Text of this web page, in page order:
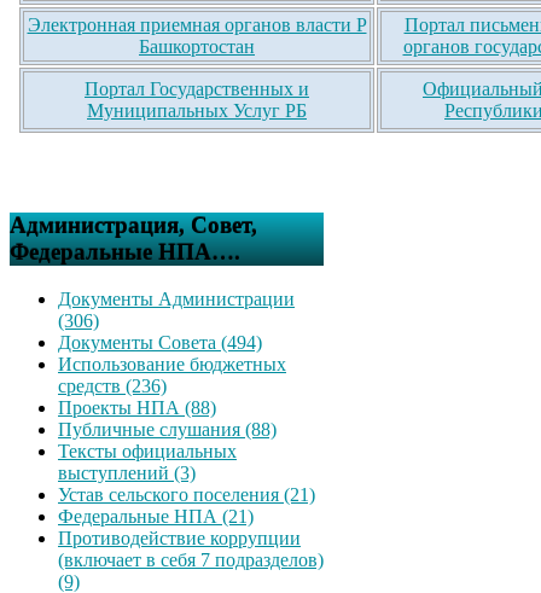
Электронная приемная органов власти Р
Башкортостан
Портал
органов
Портал Государственных и
Муниципальных Услуг РБ
Официальный
Администрация, Совет,
Федеральные НПА….
Документы Администрации
(306)
Документы Совета (494)
Использование бюджетных
средств (236)
Проекты НПА (88)
Публичные слушания (88)
Тексты официальных
выступлений (3)
Устав сельского поселения (21)
Федеральные НПА (21)
Противодействие коррупции
(включает в себя 7 подразделов)
(9)